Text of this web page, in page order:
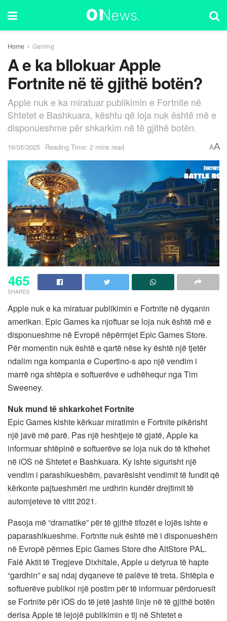
Home Gaming
A e ka bllokuar Apple
Fortnite në të gjithë botën?
Apple nuk e ka miratuar publikimin e Fortnite në
Shtetet e Bashkuara, kështu që loja nuk është më e
disponueshme për shkarkim në të gjithë botën.
16/05/2025 Reading Time: 2 mins read AA
465
SHARES
Apple nuk e ka miratuar publikimin e Fortnite në dyqanin
amerikan. Epic Games ka njoftuar se loja nuk është më e
disponueshme në Evropë nëpërmjet Epic Games Store.
Për momentin nuk është e qartë nëse ky është një tjetër
ndalim nga kompania e Cupertino-s apo një vendim i
marrë nga shtëpia e softuerëve e udhëhequr nga Tim
Sweeney.
Nuk mund të shkarkohet Fortnite
Epic Games kishte kërkuar miratimin e Fortnite pikërisht
një javë më parë. Pas një heshtjeje të gjatë, Apple ka
informuar shtëpinë e softuerëve se loja nuk do të kthehet
në iOS në Shtetet e Bashkuara. Ky ishte sigurisht një
vendim i parashikueshëm, pavarësisht vendimit të fundit që
kërkonte pajtueshmëri me urdhrin kundër drejtimit të
automjeteve të vitit 2021.
Pasoja më “dramatike” për të gjithë tifozët e lojës ishte e
paparashikueshme. Fortnite nuk është më i disponueshëm
në Evropë përmes Epic Games Store dhe AltStore PAL.
Falë Aktit të Tregjeve Dixhitale, Apple u detyrua të hapte
“gardhin” e saj ndaj dyqaneve të palëve të treta. Shtëpia e
softuerëve publikoi një postim për të informuar përdoruesit
se Fortnite për iOS do të jetë jashtë linje në të gjithë botën
derisa Apple të lejojë publikimin e tij në Shtetet e